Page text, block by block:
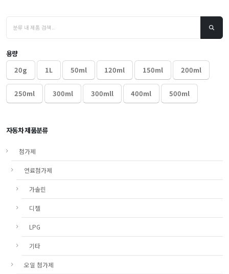
용량
20g
1L 50ml 120ml 150ml 200ml
250ml 300ml 300mll 400ml 500ml
자동차 제품분류
첨가제
연료첨가제
가솔린
디젤
LPG
기타
오일 첨가제